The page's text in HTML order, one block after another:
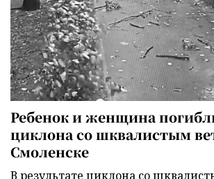
Ребенок и женщина
циклона со шквалистым
Смоленске
В результате циклона со